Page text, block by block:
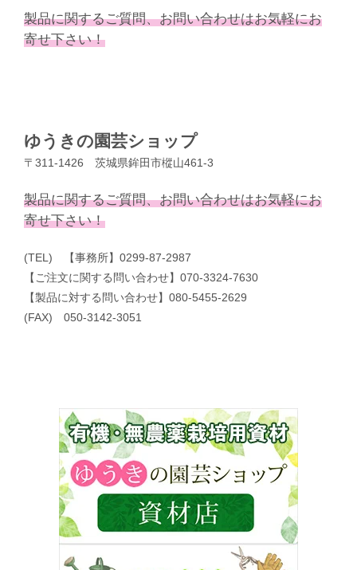
製品に関するご質問、お問い合わせはお気軽にお
寄せ下さい！
ゆうきの園芸ショップ
〒311-1426 茨城県鉾田市樅山461-3
製品に関するご質問、お問い合わせはお気軽にお
寄せ下さい！
(TEL) 【事務所】0299-87-2987
【ご注文に関する問い合わせ】070-3324-7630
【製品に対する問い合わせ】080-5455-2629
(FAX) 050-3142-3051